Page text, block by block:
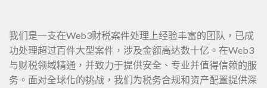
我们是一支在Web3财税案件处理上经验丰富的团队，已成
功处理超过百件大型案件，涉及金额高达数十亿。在Web3
与财税领域精通，并致力于提供安全、专业并值得信赖的服
务。面对全球化的挑战，我们为税务合规和资产配置提供深